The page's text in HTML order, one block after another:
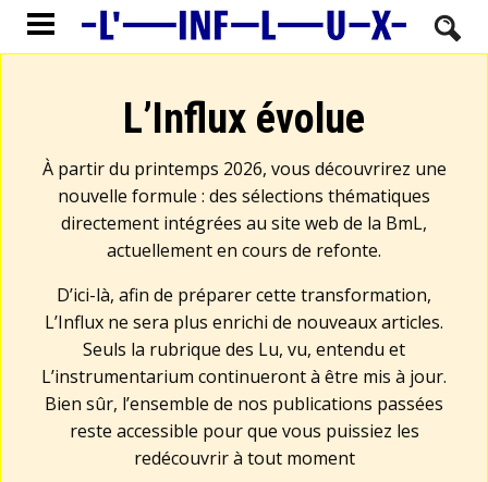
L’Influx évolue
À partir du printemps 2026, vous découvrirez une
nouvelle formule : des sélections thématiques
directement intégrées au site web de la BmL,
actuellement en cours de refonte.
D’ici-là, afin de préparer cette transformation,
L’Influx ne sera plus enrichi de nouveaux articles.
Seuls la rubrique des Lu, vu, entendu et
L’instrumentarium continueront à être mis à jour.
Bien sûr, l’ensemble de nos publications passées
reste accessible pour que vous puissiez les
redécouvrir à tout moment